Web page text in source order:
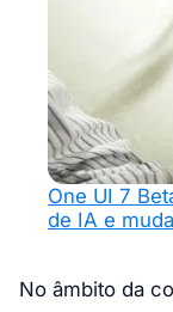
One UI 7
de IA e
No âmbito da